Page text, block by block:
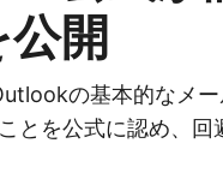
開
の基本的なメー
とを公式に認め、回